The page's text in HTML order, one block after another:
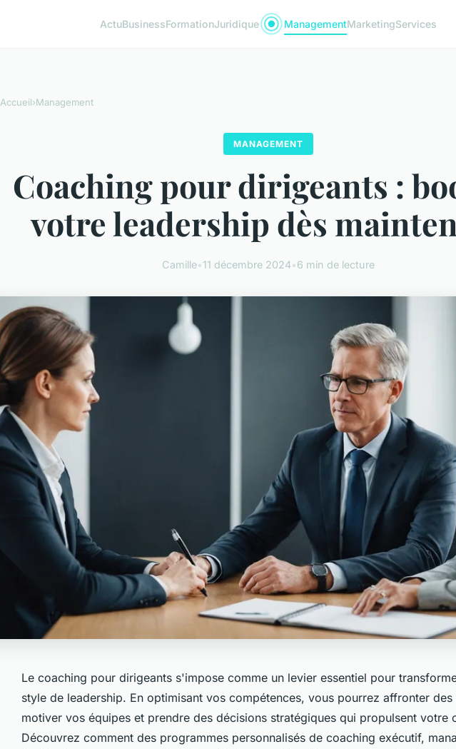
ActuBusinessFormationJuridique ManagementMarketingServices
Accueil›Management
MANAGEMENT
Coaching pour dirigeants :
votre leadership dès
Camille•11 décembre 2024•6 min de lecture
Le coaching pour dirigeants s'impose comme un levier essentiel pour
style de leadership. En optimisant vos compétences, vous pourrez affronter des
motiver vos équipes et prendre des décisions stratégiques qui propulsent votre
Découvrez comment des programmes personnalisés de coaching exécutif,